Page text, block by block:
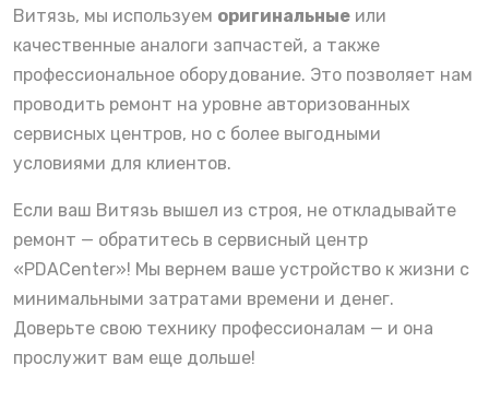
Витязь, мы используем оригинальные или
качественные аналоги запчастей, а также
профессиональное оборудование. Это позволяет нам
проводить ремонт на уровне авторизованных
сервисных центров, но с более выгодными
условиями для клиентов.
Если ваш Витязь вышел из строя, не откладывайте
ремонт — обратитесь в сервисный центр
«PDACenter»! Мы вернем ваше устройство к жизни с
минимальными затратами времени и денег.
Доверьте свою технику профессионалам — и она
прослужит вам еще дольше!